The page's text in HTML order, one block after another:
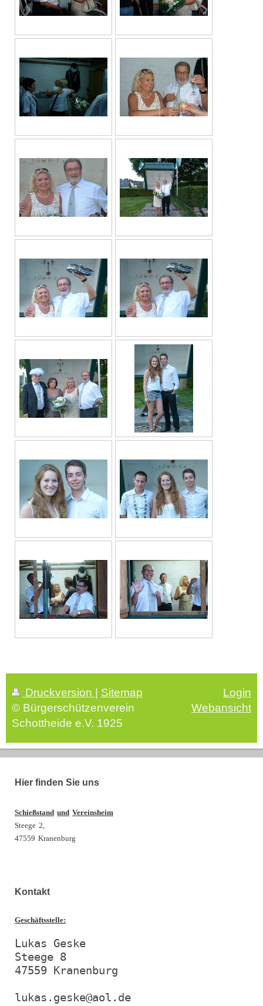
Druckversion | Sitemap
© Bürgerschützenverein
Schottheide e.V. 1925
Login
Webansicht
Hier finden Sie uns
Schießstand und Vereinsheim
Steege 2,
47559 Kranenburg
Kontakt
Geschäftsstelle:
Lukas Geske
Steege 8
47559 Kranenburg
lukas.geske@aol.de